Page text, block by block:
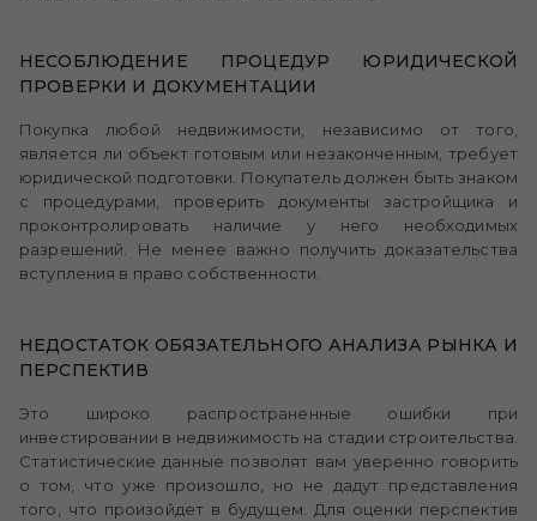
НЕСОБЛЮДЕНИЕ ПРОЦЕДУР ЮРИДИЧЕСКОЙ
ПРОВЕРКИ И ДОКУМЕНТАЦИИ
Покупка любой недвижимости, независимо от того,
является ли объект готовым или незаконченным, требует
юридической подготовки. Покупатель должен быть знаком
с процедурами, проверить документы застройщика и
проконтролировать наличие у него необходимых
разрешений. Не менее важно получить доказательства
вступления в право собственности.
НЕДОСТАТОК ОБЯЗАТЕЛЬНОГО АНАЛИЗА РЫНКА И
ПЕРСПЕКТИВ
Это широко распространенные ошибки при
инвестировании в недвижимость на стадии строительства.
Статистические данные позволят вам уверенно говорить
о том, что уже произошло, но не дадут представления
того, что произойдет в будущем. Для оценки перспектив